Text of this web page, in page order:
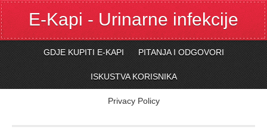
E-Kapi - Urinarne infekcije
GDJE KUPITI E-KAPI PITANJA I ODGOVORI
ISKUSTVA KORISNIKA
Privacy Policy